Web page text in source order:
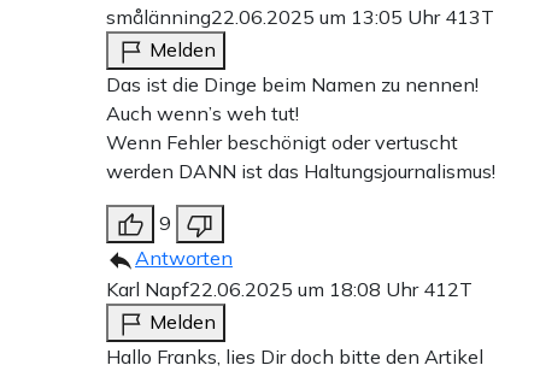
smålänning22.06.2025 um 13:05 Uhr 413T
Melden
Das ist die Dinge beim Namen zu nennen!
Auch wenn’s weh tut!
Wenn Fehler beschönigt oder vertuscht
werden DANN ist das Haltungsjournalismus!
9
Antworten
Karl Napf22.06.2025 um 18:08 Uhr 412T
Melden
Hallo Franks, lies Dir doch bitte den Artikel